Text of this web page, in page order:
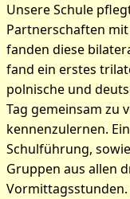
Unsere Schule
Partnerschaften
fanden diese
fand ein erstes
polnische und
Tag gemeinsam zu
kennenzulernen.
Schulführung,
Gruppen aus allen
Vormittagsstunden.